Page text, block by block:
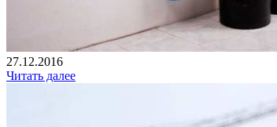
27.12.2016
Читать далее